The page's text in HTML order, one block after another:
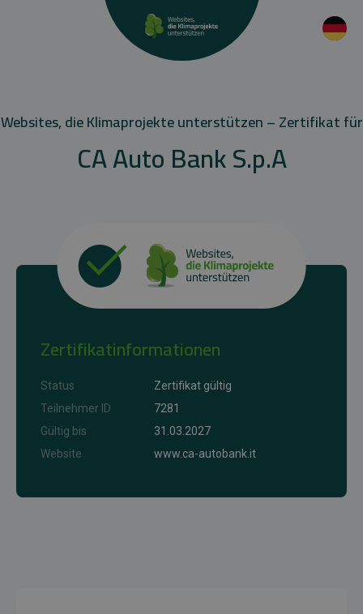
Websites, die Klimaprojekte unterstützen – Zertifikat für
CA Auto Bank S.p.A
Zertifikatinformationen
Status
Zertifikat gültig
Teilnehmer ID
7281
Gültig bis
31.03.2027
Website
www.ca-autobank.it